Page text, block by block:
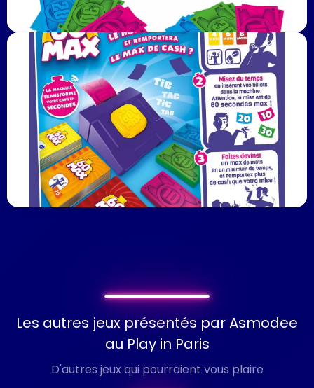
Les autres jeux présentés par Asmodee
au Play in Paris
D'autres jeux qui pourraient vous plaire